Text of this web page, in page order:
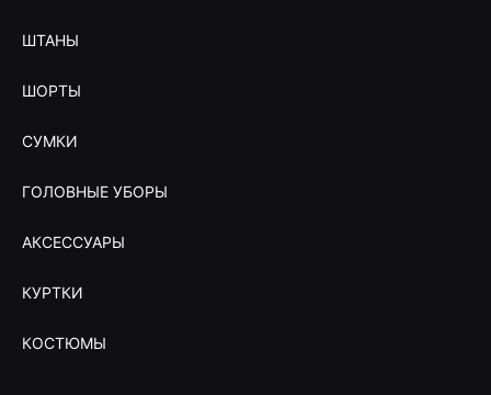
ШТАНЫ
ШОРТЫ
СУМКИ
ГОЛОВНЫЕ УБОРЫ
АКСЕССУАРЫ
КУРТКИ
КОСТЮМЫ